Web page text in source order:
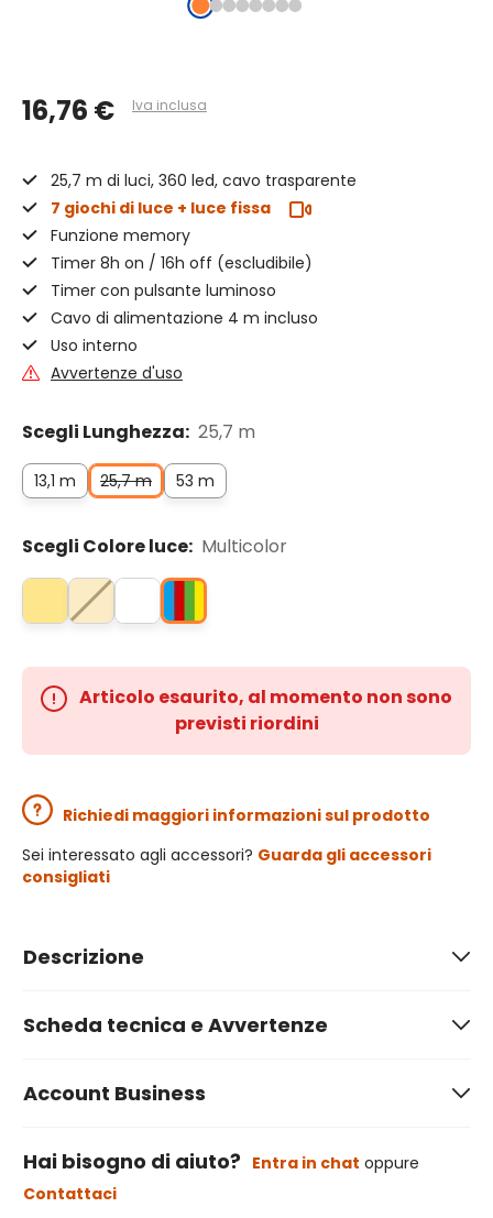
16,76 € Iva inclusa
25,7 m di luci, 360 led, cavo trasparente
7 giochi di luce + luce fissa
Funzione memory
Timer 8h on / 16h off (escludibile)
Timer con pulsante luminoso
Cavo di alimentazione 4 m incluso
Uso interno
Avvertenze d'uso
Scegli Lunghezza: 25,7 m
13,1 m 25,7 m 53 m
Scegli Colore luce: Multicolor
Articolo esaurito, al momento non sono
previsti riordini
Richiedi maggiori informazioni sul prodotto
Sei interessato agli accessori? Guarda gli accessori
consigliati
Descrizione
Scheda tecnica e Avvertenze
Account Business
Hai bisogno di aiuto? Entra in chat oppure
Contattaci